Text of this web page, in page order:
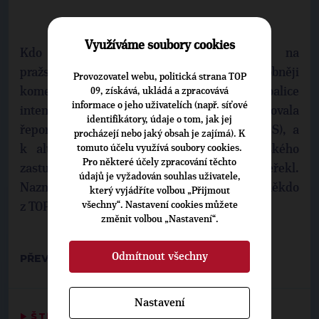
Kdo však nahradí Feriho na
pražské kandidátce, Jakob nechtěl podrobněji
komentovat. Vyloučil však, že by koalice
intenzivně zvažovala
řeporyjského starostu Pavla Novotného (ODS), a
k alternativě v podobě poslance a pražského
zastupitele Jana Čižinského také příliš neřekl.
Naznačil však, že by místo měl zaujmout někdo
z TOP 09.
PŘEVZATO Z: CNN PRIMA NEWS
▶ ŠTÍTKY◀
Využíváme soubory cookies
Provozovatel webu, politická strana TOP
09, získává, ukládá a zpracovává
informace o jeho uživatelích (např. síťové
identifikátory, údaje o tom, jak jej
procházejí nebo jaký obsah je zajímá). K
tomuto účelu využívá soubory cookies.
Pro některé účely zpracování těchto
údajů je vyžadován souhlas uživatele,
který vyjádříte volbou „Přijmout
všechny“. Nastavení cookies můžete
změnit volbou „Nastavení“.
Odmítnout všechny
Nastavení